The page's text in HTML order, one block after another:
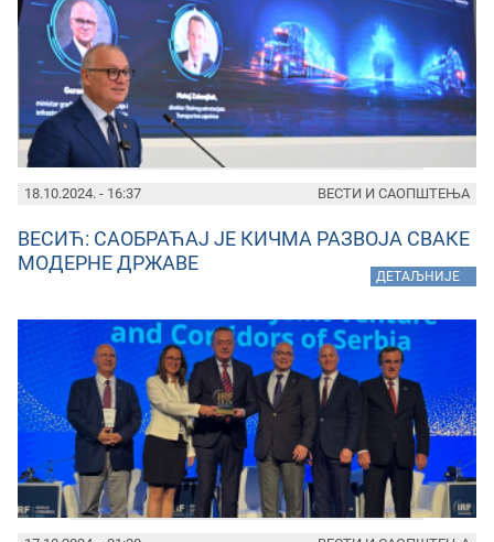
18.10.2024. - 16:37
ВЕСИЋ: САОБРАЋАЈ ЈЕ КИЧМА РАЗВОЈА СВАКЕ
МОДЕРНЕ ДРЖАВЕ
ДЕТАЉНИЈЕ
ВЕСТИ И САОПШТЕЊА